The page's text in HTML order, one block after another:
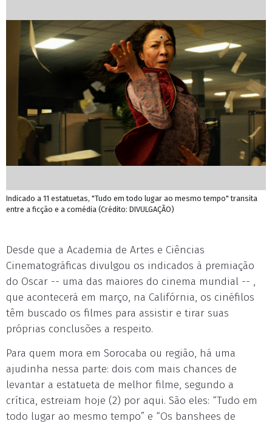
Indicado a 11 estatuetas, "Tudo em todo lugar ao mesmo tempo" transita
entre a ficção e a comédia (Crédito: DIVULGAÇÃO)
Desde que a Academia de Artes e Ciências
Cinematográficas divulgou os indicados à premiação
do Oscar -- uma das maiores do cinema mundial -- ,
que acontecerá em março, na Califórnia, os cinéfilos
têm buscado os filmes para assistir e tirar suas
próprias conclusões a respeito.
Para quem mora em Sorocaba ou região, há uma
ajudinha nessa parte: dois com mais chances de
levantar a estatueta de melhor filme, segundo a
crítica, estreiam hoje (2) por aqui. São eles: “Tudo em
todo lugar ao mesmo tempo” e “Os banshees de